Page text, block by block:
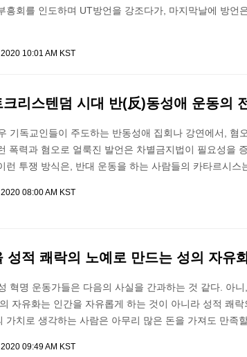
흥회를 인도하며 UT방언을 강조다가, 마지막날에 방언
10:01 AM KST
크리스텐덤 시대 반(反)동성애 운동의
기독교인들이 주도하는 반동성애 집회나 강연에서, 혐
폭력과 혐오로 얼룩진 발언은 차별금지법이 필요성을
런 투쟁 방식은, 반대 운동을 하는 사람들의 카타르시스
08:00 AM KST
성적 쾌락의 노예로 만드는 성의 자유
혁명 운동가들은 다음의 사실을 간과하는 것 같다. 아
자유화는 인간을 자유롭게 하는 것이 아니라 성적 쾌
가치로 생각하는 사람은 아무리 많은 돈을 가져도 만족
09:49 AM KST